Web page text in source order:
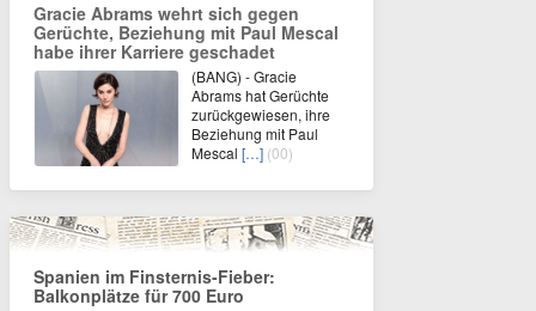
Gracie Abrams wehrt sich gegen
Gerüchte, Beziehung mit Paul Mescal
habe ihrer Karriere geschadet
(BANG) - Gracie
Abrams hat Gerüchte
zurückgewiesen, ihre
Beziehung mit Paul
Mescal […] (00)
Spanien im Finsternis-Fieber:
Balkonplätze für 700 Euro